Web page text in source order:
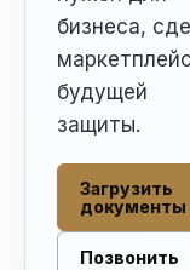
бизнеса,
будущей
защиты.
Загрузить
документы
Позвонить